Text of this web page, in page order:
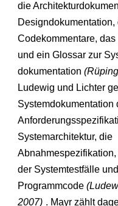
die
Designdokumentation,
Codekommentare, das
und ein Glossar zur
dokumentation
Ludewig und Lichter
Systemdokumentation
Systemarchitektur, die
der Systemtestfälle
Programmcode
2007) . Mayr zählt